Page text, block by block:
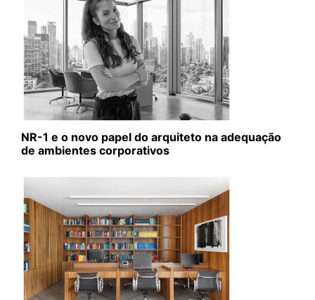
NR-1 e o novo papel do arquiteto na adequação
de ambientes corporativos